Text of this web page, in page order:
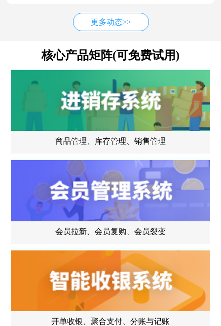
更多动态>>
核心产品矩阵(可免费试用)
商品管理、库存管理、销售管理
会员拉新、会员复购、会员裂变
开单收银、聚合支付、分账与记账